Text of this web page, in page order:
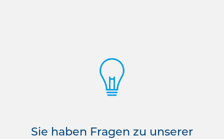
Sie haben Fragen zu unserer